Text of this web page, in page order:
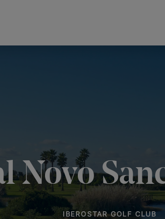
Novo
IBEROSTAR GOLF CLUB